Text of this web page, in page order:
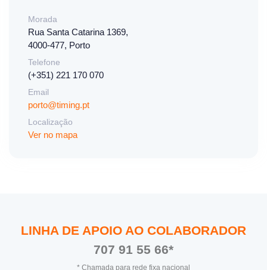
Morada
Rua Santa Catarina 1369,
4000-477, Porto
Telefone
(+351) 221 170 070
Email
porto@timing.pt
Localização
Ver no mapa
LINHA DE APOIO AO COLABORADOR
707 91 55 66*
* Chamada para rede fixa nacional